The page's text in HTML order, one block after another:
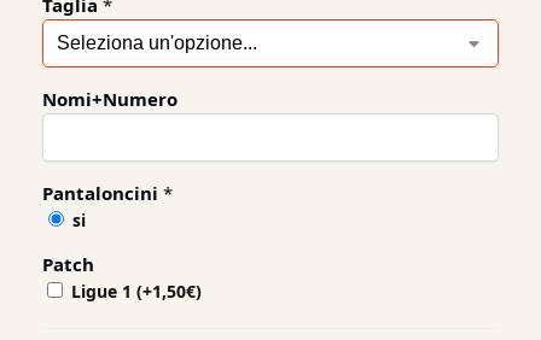
Taglia *
Nomi+Numero
Pantaloncini *
si
Patch
Ligue 1 (+1,50€)